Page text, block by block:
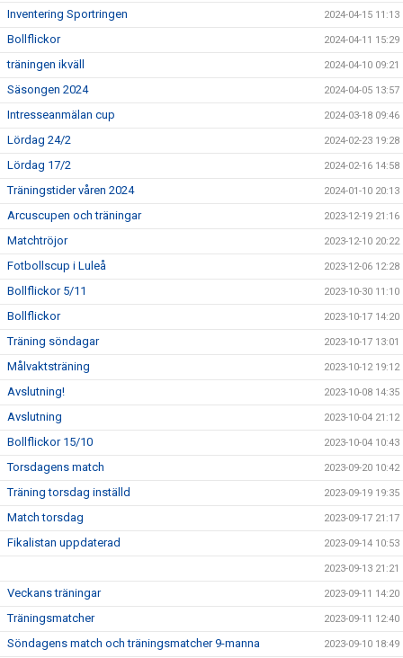
Inventering Sportringen 2024-04-15 11:13
Bollflickor 2024-04-11 15:29
träningen ikväll 2024-04-10 09:21
Säsongen 2024 2024-04-05 13:57
Intresseanmälan cup 2024-03-18 09:46
Lördag 24/2 2024-02-23 19:28
Lördag 17/2 2024-02-16 14:58
Träningstider våren 2024 2024-01-10 20:13
Arcuscupen och träningar 2023-12-19 21:16
Matchtröjor 2023-12-10 20:22
Fotbollscup i Luleå 2023-12-06 12:28
Bollflickor 5/11 2023-10-30 11:10
Bollflickor 2023-10-17 14:20
Träning söndagar 2023-10-17 13:01
Målvaktsträning 2023-10-12 19:12
Avslutning! 2023-10-08 14:35
Avslutning 2023-10-04 21:12
Bollflickor 15/10 2023-10-04 10:43
Torsdagens match 2023-09-20 10:42
Träning torsdag inställd 2023-09-19 19:35
Match torsdag 2023-09-17 21:17
Fikalistan uppdaterad 2023-09-14 10:53
2023-09-13 21:21
Veckans träningar 2023-09-11 14:20
Träningsmatcher 2023-09-11 12:40
Söndagens match och träningsmatcher 9-manna 2023-09-10 18:49